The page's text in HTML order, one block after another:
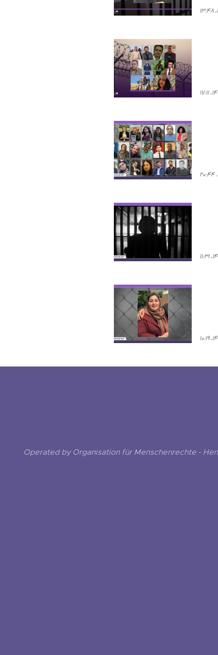
Operated by Organisation für Menschenrechte -